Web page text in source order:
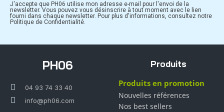
J'accepte que PH06 utilise mon adresse e-mail pour l'envoi de la
newsletter. Vous pouvez vous désinscrire à tout moment avec le lien
fourni dans chaque newsletter. Pour plus d'informations, consultez notre
Politique de Confidentialité.
PH06
04 93 74 33 40
info@ph06.com
Produits
Produits en promotion
Nouvelles références
Nos best sellers